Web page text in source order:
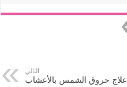
التالي
علاج حروق الشمس بالأعشاب